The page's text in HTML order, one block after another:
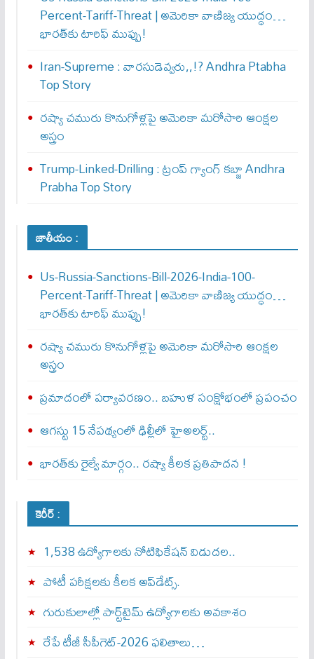
Percent-Tariff-Threat | అమెరికా వాణిజ్య యుద్ధం…
భారత్‌కు టారిఫ్ ముప్పు!
Iran-Supreme : వార‌సుడెవ్వ‌రు,,!? Andhra Ptabha
Top Story
రష్యా చమురు కొనుగోళ్లపై అమెరికా మరోసారి ఆంక్షల
అస్త్రం
Trump-Linked-Drilling : ట్రంప్ గ్యాంగ్ క‌బ్జా Andhra
Prabha Top Story
జాతీయం :
Us-Russia-Sanctions-Bill-2026-India-100-
Percent-Tariff-Threat | అమెరికా వాణిజ్య యుద్ధం…
భారత్‌కు టారిఫ్ ముప్పు!
రష్యా చమురు కొనుగోళ్లపై అమెరికా మరోసారి ఆంక్షల
అస్త్రం
ప్రమాదంలో పర్యావరణం.. బహుళ సంక్షోభంలో ప్రపంచం
ఆగస్టు 15 నేపథ్యంలో ఢిల్లీలో హైఅలర్ట్..
భారత్‌కు రైల్వే మార్గం.. రష్యా కీలక ప్రతిపాదన !
కెరీర్ :
1,538 ఉద్యోగాలకు నోటిఫికేషన్ విడుదల..
పోటీ పరీక్షలకు కీలక అప్‌డేట్స్.
గురుకులాల్లో పార్ట్‌టైమ్ ఉద్యోగాలకు అవకాశం
రేపే టీజీ సీపీగెట్‌-2026 ఫలితాలు…